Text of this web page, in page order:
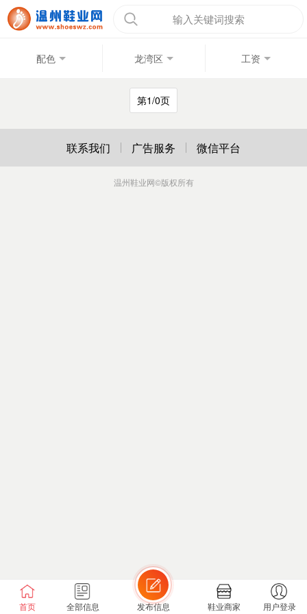
输入关键词搜索
配色 龙湾区 工资
第1/0页
首页 全部信息 发布信息 鞋业商家 用户登录
联系我们 广告服务 微信平台
温州鞋业网©版权所有